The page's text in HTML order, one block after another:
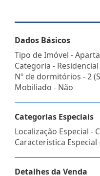
Dados Básicos
Tipo de Imóvel -
Categoria - Residencial
Nº de dormitórios - 2
Mobiliado - Não
Categorias Especiais
Localização Especial -
Característica
Detalhes da Venda